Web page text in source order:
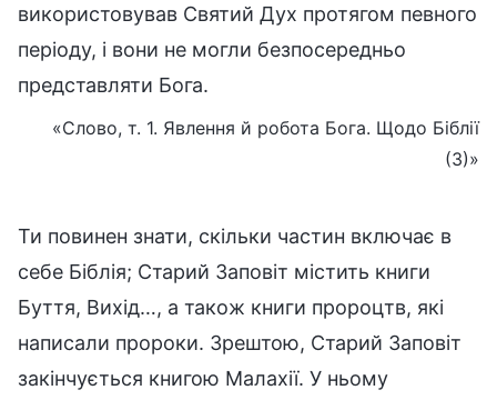
використовував Святий Дух протягом певного
періоду, і вони не могли безпосередньо
представляти Бога.
«Слово, т. 1. Явлення й робота Бога. Щодо Біблії
(3)»
Ти повинен знати, скільки частин включає в
себе Біблія; Старий Заповіт містить книги
Буття, Вихід…, а також книги пророцтв, які
написали пророки. Зрештою, Старий Заповіт
закінчується книгою Малахії. У ньому